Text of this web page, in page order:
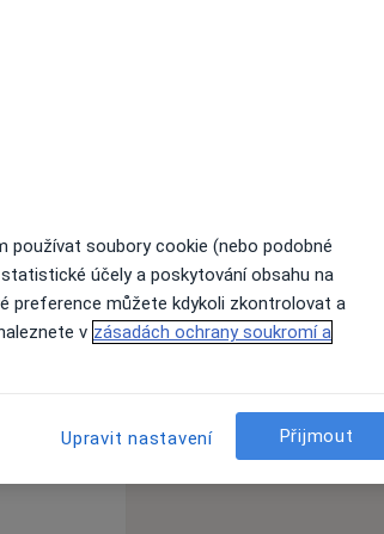
6 let i
z ČR .
Proto
si
používat soubory cookie (nebo podobné
účely a poskytování obsahu na
preference můžete kdykoli zkontrolovat a
v zásadách ochrany soukromí a
Upravit nastavení Přijmout